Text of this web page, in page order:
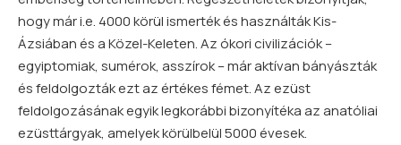
hogy már i.e. 4000 körül ismerték és használták Kis-
Ázsiában és a Közel-Keleten. Az ókori civilizációk –
egyiptomiak, sumérok, asszírok – már aktívan bányászták
és feldolgozták ezt az értékes fémet. Az ezüst
feldolgozásának egyik legkorábbi bizonyítéka az anatóliai
ezüsttárgyak, amelyek körülbelül 5000 évesek.